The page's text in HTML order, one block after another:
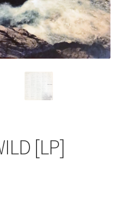
[LP]